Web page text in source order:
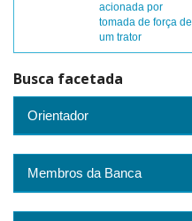
acionada por
tomada de força de
um trator
Busca facetada
Orientador
Membros da Banca